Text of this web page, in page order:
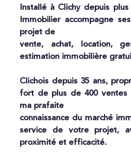
Installé à Clichy depuis
Immobilier accompagne
projet de
vente, achat, location,
estimation immobilière
Clichois depuis 35 ans,
fort de plus de 400 ventes
ma prafaite
connaissance du marché
service de votre projet,
proximité et efficacité.